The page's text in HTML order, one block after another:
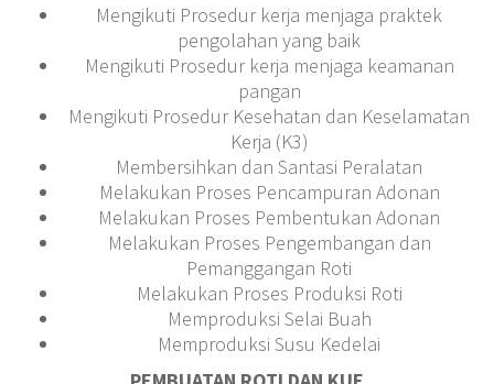
Mengikuti Prosedur kerja menjaga praktek
pengolahan yang baik
Mengikuti Prosedur kerja menjaga keamanan
pangan
Mengikuti Prosedur Kesehatan dan Keselamatan
Kerja (K3)
Membersihkan dan Santasi Peralatan
Melakukan Proses Pencampuran Adonan
Melakukan Proses Pembentukan Adonan
Melakukan Proses Pengembangan dan
Pemanggangan Roti
Melakukan Proses Produksi Roti
Memproduksi Selai Buah
Memproduksi Susu Kedelai